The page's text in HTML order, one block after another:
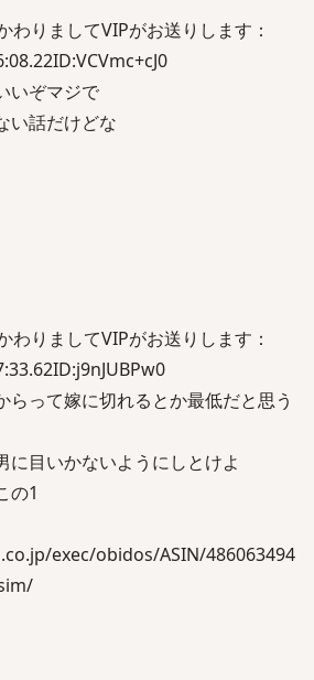
わりましてVIPがお送りします：
いぞマジで
い話だけどな
わりましてVIPがお送りします：
らって嫁に切れるとか最低だと思う
に目いかないようにしとけよ
の1
exec/obidos/ASIN/486063494